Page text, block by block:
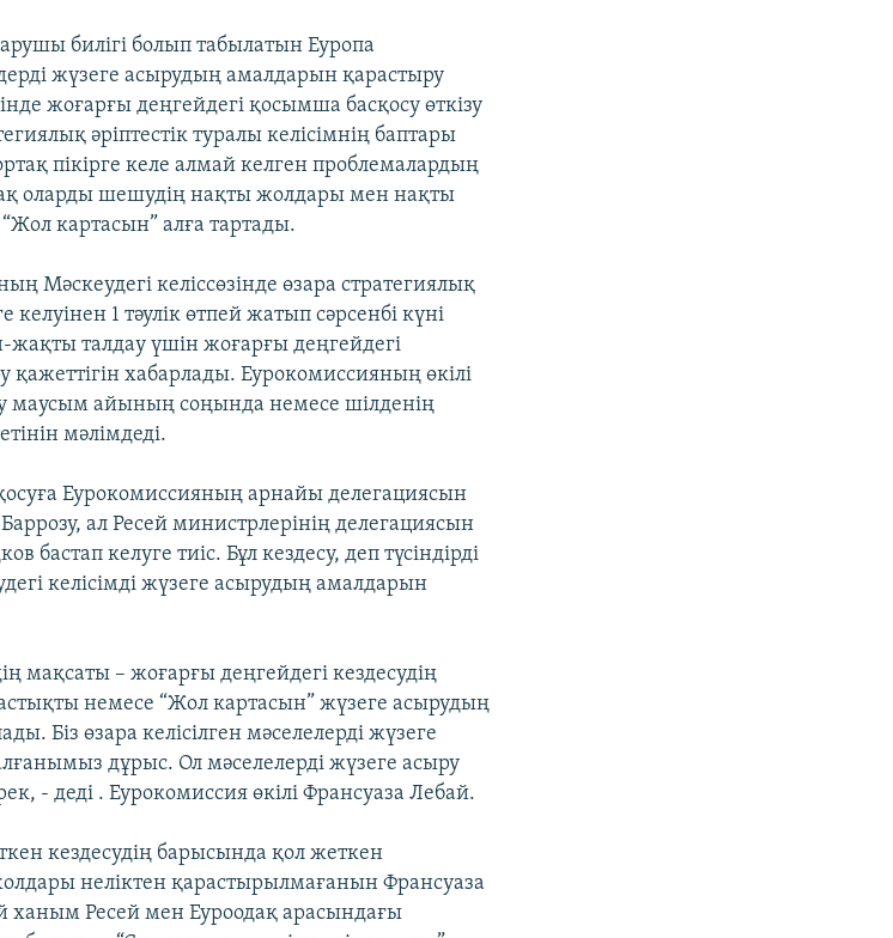
билігі болып табылатын Еуропа
жүзеге асырудың амалдарын қарастыру
жоғарғы деңгейдегі қосымша басқосу өткізу
әріптестік туралы келісімнің баптары
пікірге келе алмай келген проблемалардың
оларды шешудің нақты жолдары мен нақты
картасын” алға тартады.
Мәскеудегі келіссөзінде өзара стратегиялық
1 тәулік өтпей жатып сәрсенбі күні
жақты талдау үшін жоғарғы деңгейдегі
қажеттігін хабарлады. Еурокомиссияның өкілі
маусым айының соңында немесе шілденің
мәлімдеді.
Еурокомиссияның арнайы делегациясын
ал Ресей министрлерінің делегациясын
келуге тиіс. Бұл кездесу, деп түсіндірді
келісімді жүзеге асырудың амалдарын
мақсаты – жоғарғы деңгейдегі кездесудің
немесе “Жол картасын” жүзеге асырудың
Біз өзара келісілген мәселелерді жүзеге
дұрыс. Ол мәселелерді жүзеге асыру
- деді . Еурокомиссия өкілі Франсуаза Лебай.
кездесудің барысында қол жеткен
неліктен қарастырылмағанын Франсуаза
ханым Ресей мен Еуроодақ арасындағы